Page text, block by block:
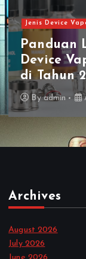
Jenis Device
Panduan
Device
di Tahun
Byadmin
Archives
August 2026
July 2026